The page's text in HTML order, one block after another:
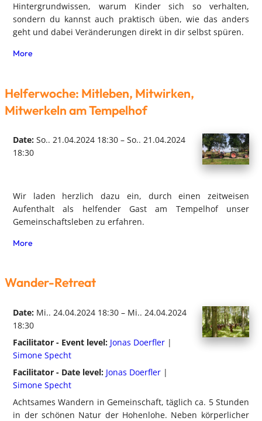
Hintergrundwissen, warum Kinder sich so verhalten,
sondern du kannst auch praktisch üben, wie das anders
geht und dabei Veränderungen direkt in dir selbst spüren.
More
Helferwoche: Mitleben, Mitwirken,
Mitwerkeln am Tempelhof
Date:So.. 21.04.2024 18:30 – So.. 21.04.2024
18:30
Wir laden herzlich dazu ein, durch einen zeitweisen
Aufenthalt als helfender Gast am Tempelhof unser
Gemeinschaftsleben zu erfahren.
More
Wander-Retreat
Date: Mi.. 24.04.2024 18:30 – Mi.. 24.04.2024
18:30
Facilitator - Event level: Jonas Doerfler |
Simone Specht
Facilitator - Date level: Jonas Doerfler |
Simone Specht
Achtsames Wandern in Gemeinschaft, täglich ca. 5 Stunden
in der schönen Natur der Hohenlohe. Neben körperlicher